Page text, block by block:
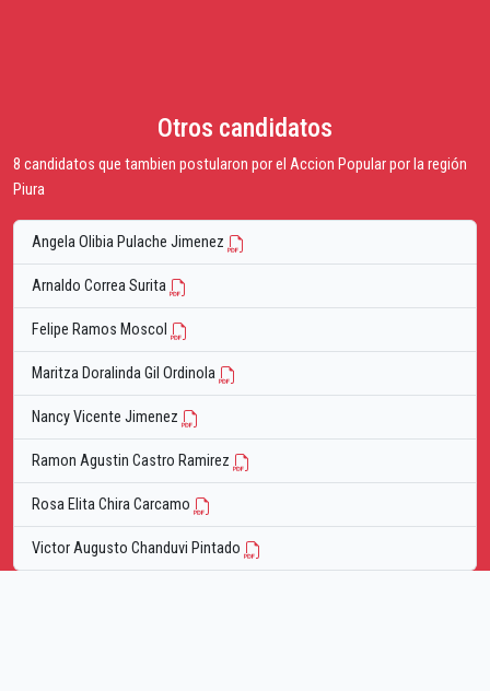
Otros candidatos
8 candidatos que tambien postularon por el Accion Popular por la región
Piura
Angela Olibia Pulache Jimenez
Arnaldo Correa Surita
Felipe Ramos Moscol
Maritza Doralinda Gil Ordinola
Nancy Vicente Jimenez
Ramon Agustin Castro Ramirez
Rosa Elita Chira Carcamo
Victor Augusto Chanduvi Pintado